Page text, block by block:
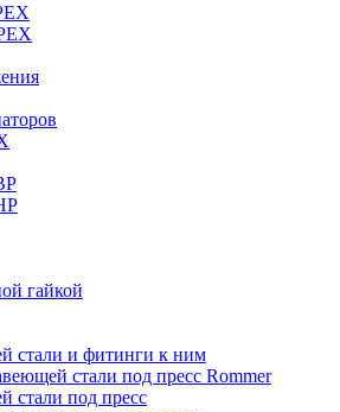
гайкой
стали и фитинги к ним
стали под пресс Rommer
стали под пресс